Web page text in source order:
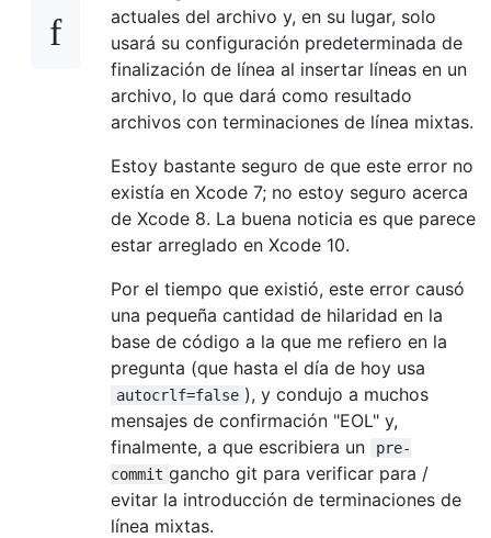
actuales del archivo y, en su lugar, solo
usará su configuración predeterminada de
finalización de línea al insertar líneas en un
archivo, lo que dará como resultado
archivos con terminaciones de línea mixtas.
Estoy bastante seguro de que este error no
existía en Xcode 7; no estoy seguro acerca
de Xcode 8. La buena noticia es que parece
estar arreglado en Xcode 10.
Por el tiempo que existió, este error causó
una pequeña cantidad de hilaridad en la
base de código a la que me refiero en la
pregunta (que hasta el día de hoy usa
autocrlf=false ), y condujo a muchos
mensajes de confirmación "EOL" y,
finalmente, a que escribiera un
pre-
commit gancho git para verificar para /
evitar la introducción de terminaciones de
línea mixtas.